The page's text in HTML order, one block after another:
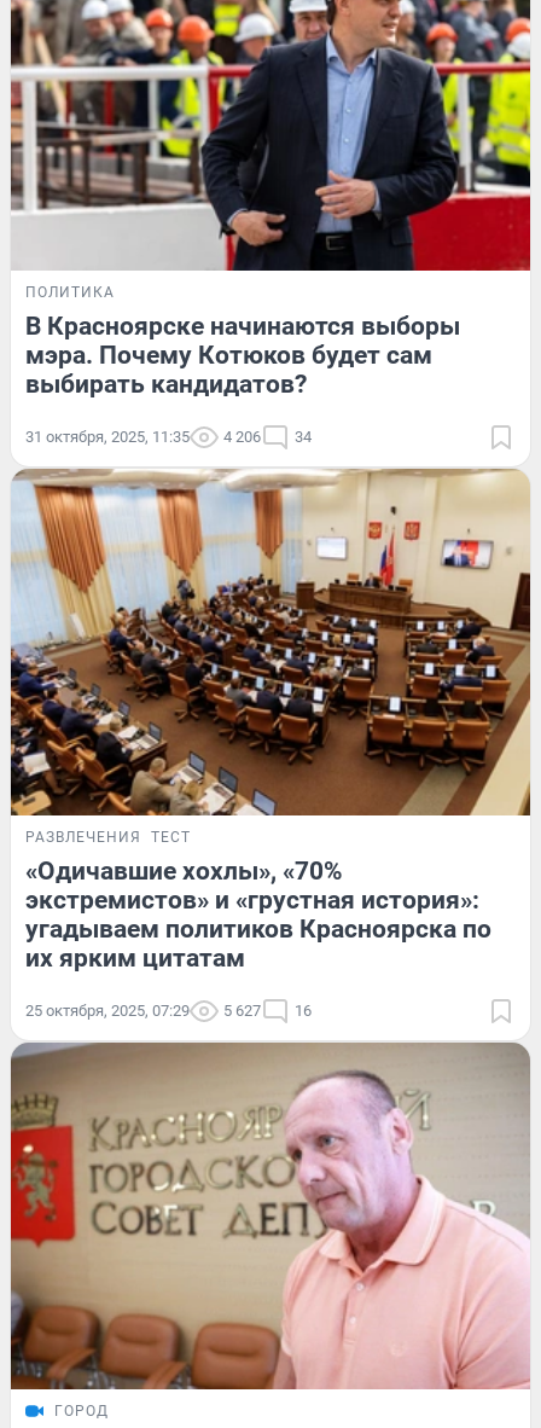
ПОЛИТИКА
В Красноярске начинаются выборы
мэра. Почему Котюков будет сам
выбирать кандидатов?
31 октября, 2025, 11:35 4 206 34
РАЗВЛЕЧЕНИЯ ТЕСТ
«Одичавшие хохлы», «70%
экстремистов» и «грустная история»:
угадываем политиков Красноярска по
их ярким цитатам
25 октября, 2025, 07:29 5 627 16
ГОРОД